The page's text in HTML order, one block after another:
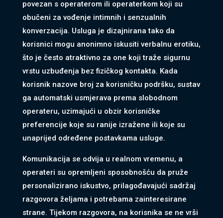
povezan s operaterom ili operaterkom koji su
obučeni za vođenje intimnih i senzualnih
konverzacija. Usluga je dizajnirana tako da
korisnici mogu anonimno iskusiti verbalnu erotiku,
što je često atraktivno za one koji traže sigurnu
vrstu uzbuđenja bez fizičkog kontakta. Kada
korisnik nazove broj za korisničku podršku, sustav
ga automatski usmjerava prema slobodnom
operateru, uzimajući u obzir korisničke
preferencije koje su ranije izražene ili koje su
unaprijed određene postavkama usluge.
Komunikacija se odvija u realnom vremenu, a
operateri su opremljeni sposobnošću da pruže
personalizirano iskustvo, prilagođavajući sadržaj
razgovora željama i potrebama zainteresirane
strane. Tijekom razgovora, na korisnika se ne vrši